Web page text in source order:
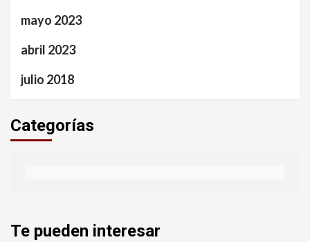
mayo 2023
abril 2023
julio 2018
Categorías
Te pueden interesar